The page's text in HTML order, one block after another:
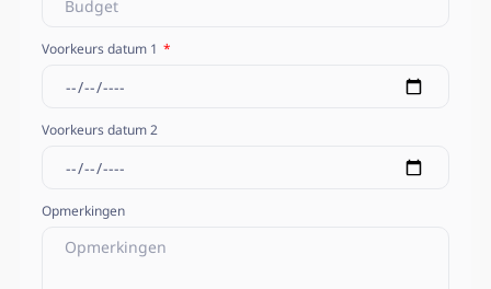
Voorkeurs datum 1
Voorkeurs datum 2
Opmerkingen